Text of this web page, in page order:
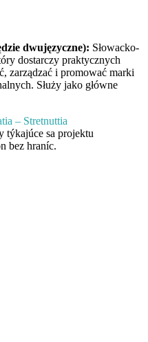
dwujęzyczne): Słowacko-
dostarczy praktycznych
zarządzać i promować marki
Służy jako główne
– Stretnuttia
týkajúce sa projektu
bez hraníc.